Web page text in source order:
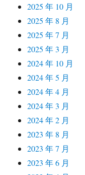
2025 年 10 月
2025 年 8 月
2025 年 7 月
2025 年 3 月
2024 年 10 月
2024 年 5 月
2024 年 4 月
2024 年 3 月
2024 年 2 月
2023 年 8 月
2023 年 7 月
2023 年 6 月